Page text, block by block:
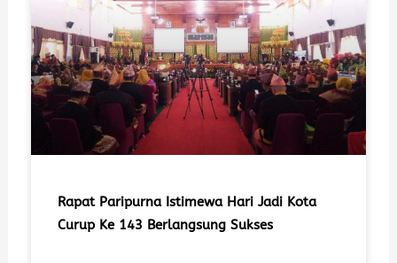
Rapat Paripurna Istimewa Hari Jadi Kota
Curup Ke 143 Berlangsung Sukses